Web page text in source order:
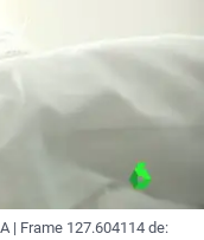
| Frame 127.604114 de: